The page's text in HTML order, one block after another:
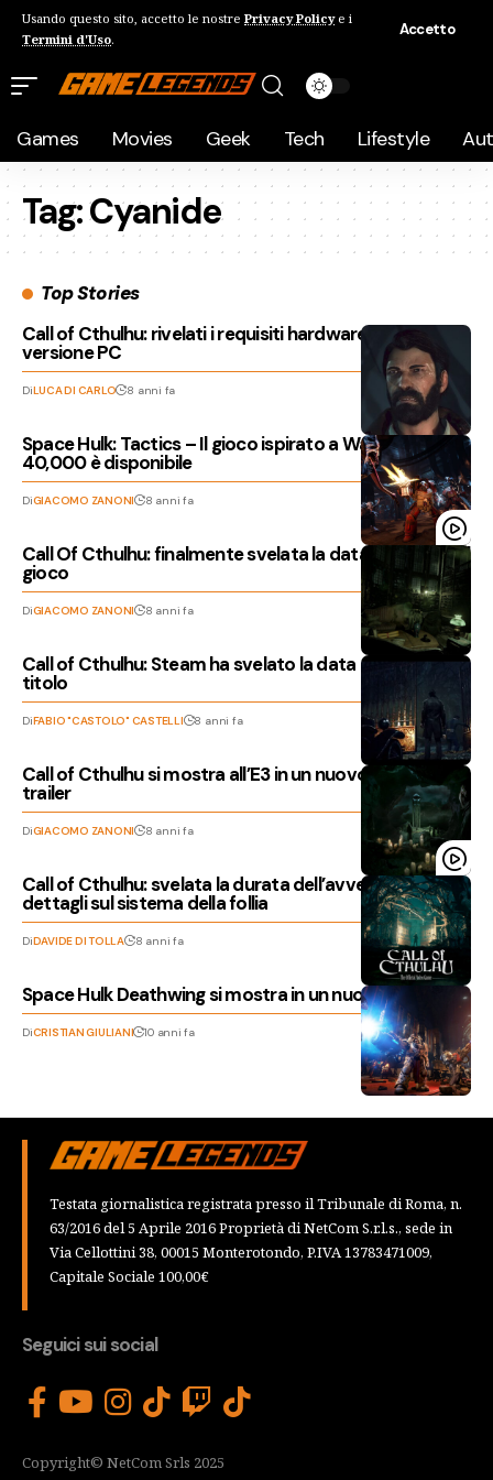
Usando questo sito, accetto le nostre Privacy Policye i
Termini d'Uso.
Accetto
Games Movies Geek Tech Lifestyle
Tag:Cyanide
Top Stories
Call of Cthulhu: rivelati i requisiti hardware per la
versione PC
DiLUCA DI CARLO 8 anni fa
Space Hulk: Tactics – Il gioco ispirato a Warhammer
40,000 è disponibile
DiGIACOMO ZANONI 8 anni fa
Call Of Cthulhu: finalmente svelata la data di uscita del
gioco
DiGIACOMO ZANONI 8 anni fa
Call of Cthulhu: Steam ha svelato la data di uscita del
titolo
DiFABIO "CASTOLO" CASTELLI 8 anni fa
Call of Cthulhu si mostra all’E3 in un nuovo inquietante
trailer
DiGIACOMO ZANONI 8 anni fa
Call of Cthulhu: svelata la durata dell’avventura e dei
dettagli sul sistema della follia
DiDAVIDE DI TOLLA 8 anni fa
Space Hulk Deathwing si mostra in un nuovo video
DiCRISTIAN GIULIANI 10 anni fa
Testata giornalistica registrata presso il Tribunale di Roma, n.
63/2016 del 5 Aprile 2016 Proprietà di NetCom S.r.l.s., sede in
Via Cellottini 38, 00015 Monterotondo, P.IVA 13783471009,
Capitale Sociale 100,00€
Seguici sui social
Copyright© NetCom Srls 2025